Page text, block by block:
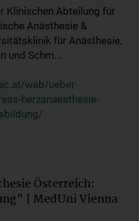
Klinischen Abteilung für
Anästhesie &
für Anästhesie,
und Schm...
web/ueber-
herzanaesthesie-
Österreich:
| MedUni Vienna